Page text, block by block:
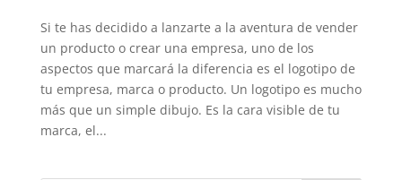
Si te has decidido a lanzarte a la aventura de vender
un producto o crear una empresa, uno de los
aspectos que marcará la diferencia es el logotipo de
tu empresa, marca o producto. Un logotipo es mucho
más que un simple dibujo. Es la cara visible de tu
marca, el...